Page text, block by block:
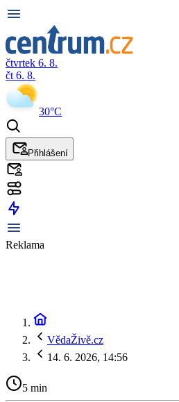
čtvrtek 6. 8.
čt 6. 8.
30°C
Přihlášení
Reklama
VědaŽivě.cz
14. 6. 2026, 14:56
5 min